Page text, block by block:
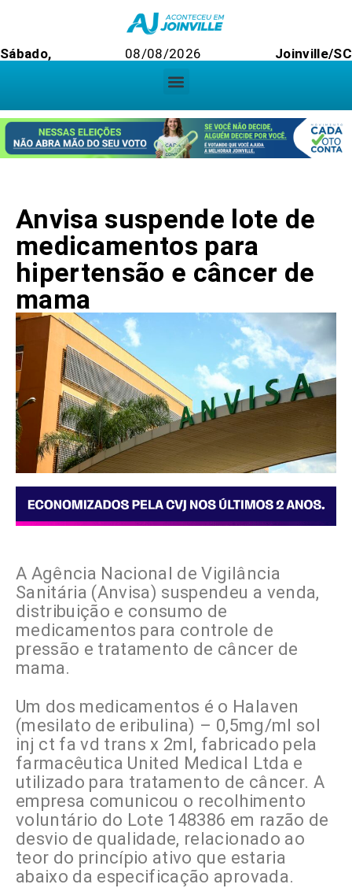
Sábado, 08/08/2026 Joinville/SC
Anvisa suspende lote de
medicamentos para
hipertensão e câncer de
mama
A Agência Nacional de Vigilância
Sanitária (Anvisa) suspendeu a venda,
distribuição e consumo de
medicamentos para controle de
pressão e tratamento de câncer de
mama.
Um dos medicamentos é o Halaven
(mesilato de eribulina) – 0,5mg/ml sol
inj ct fa vd trans x 2ml, fabricado pela
farmacêutica United Medical Ltda e
utilizado para tratamento de câncer. A
empresa comunicou o recolhimento
voluntário do Lote 148386 em razão de
desvio de qualidade, relacionado ao
teor do princípio ativo que estaria
abaixo da especificação aprovada.